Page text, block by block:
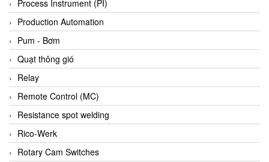
BK Vibro
Black Box
BlackBox Vietnam
BLAGDON PUMP
Bloom Engineering
Boneng
Bopp & Reuther Messtechnik
Bosch
Process Instrument (PI)
Production Automation
Pum - Bơm
Quạt thông gió
Relay
Remote Control (MC)
Resistance spot welding
Rico-Werk
Rotary Cam Switches